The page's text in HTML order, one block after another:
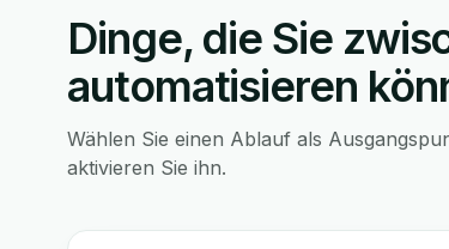
Dinge, die Sie
automatisieren
Wählen Sie einen Ablauf als
aktivieren Sie ihn.